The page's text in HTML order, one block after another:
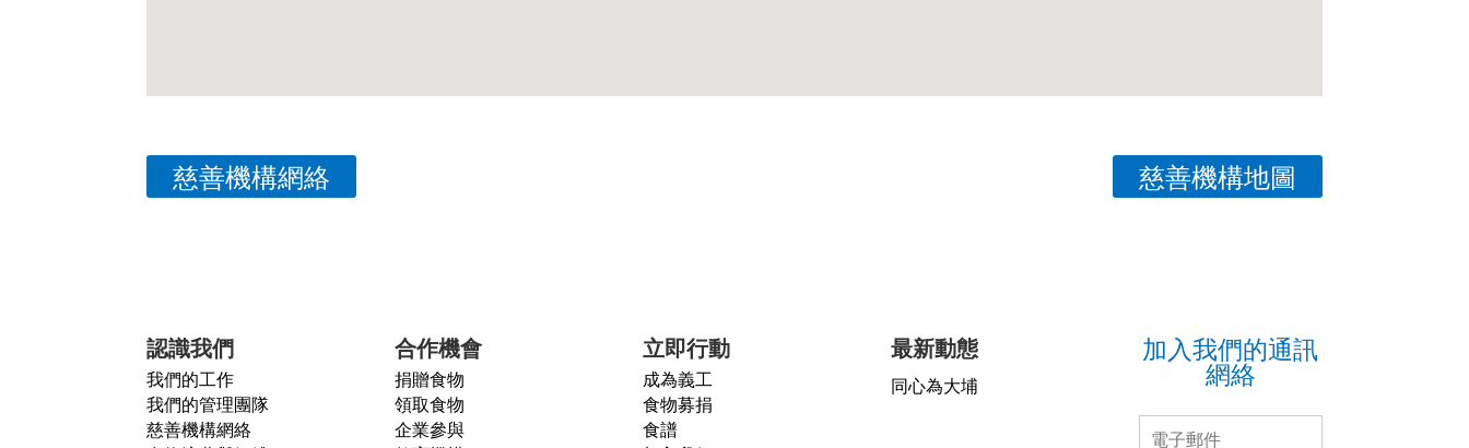
慈善機構網絡 慈善機構地圖
認識我們
我們的工作
我們的管理團隊
慈善機構網絡
合作機會
捐贈食物
領取食物
企業參與
立即行動
成為義工
食物募捐
食譜
最新動態
同心為大埔
加入我們的通訊
網絡